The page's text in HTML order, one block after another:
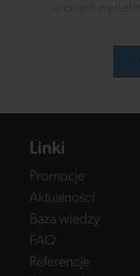
Linki
Promocje
Aktualności
Baza wiedzy
FAQ
Referencje